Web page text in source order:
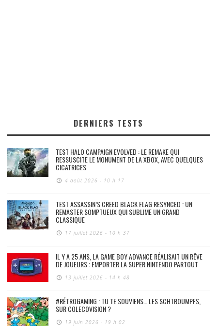
DERNIERS TESTS
TEST HALO CAMPAIGN EVOLVED : LE REMAKE QUI
RESSUSCITE LE MONUMENT DE LA XBOX, AVEC QUELQUES
CICATRICES
4 août 2026 - 10 h 17
TEST ASSASSIN’S CREED BLACK FLAG RESYNCED : UN
REMASTER SOMPTUEUX QUI SUBLIME UN GRAND
CLASSIQUE
17 juillet 2026 - 10 h 37
IL Y A 25 ANS, LA GAME BOY ADVANCE RÉALISAIT UN RÊVE
DE JOUEURS : EMPORTER LA SUPER NINTENDO PARTOUT
13 juillet 2026 - 14 h 48
#RÉTROGAMING : TU TE SOUVIENS… LES SCHTROUMPFS,
SUR COLECOVISION ?
19 juin 2026 - 19 h 02